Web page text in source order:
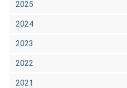
2025
2024
2023
2022
2021